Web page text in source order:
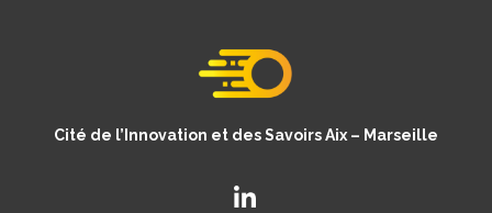
Cité de l’Innovation et des Savoirs Aix – Marseille